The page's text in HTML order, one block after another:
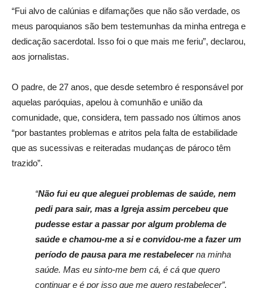
“Fui alvo de calúnias e difamações que não são verdade, os
meus paroquianos são bem testemunhas da minha entrega e
dedicação sacerdotal. Isso foi o que mais me feriu”, declarou,
aos jornalistas.
O padre, de 27 anos, que desde setembro é responsável por
aquelas paróquias, apelou à comunhão e união da
comunidade, que, considera, tem passado nos últimos anos
“por bastantes problemas e atritos pela falta de estabilidade
que as sucessivas e reiteradas mudanças de pároco têm
trazido”.
“Não fui eu que aleguei problemas de saúde, nem
pedi para sair, mas a Igreja assim percebeu que
pudesse estar a passar por algum problema de
saúde e chamou-me a si e convidou-me a fazer um
período de pausa para me restabelecerna minha
saúde. Mas eu sinto-me bem cá, é cá que quero
continuar e é por isso que me quero restabelecer”,